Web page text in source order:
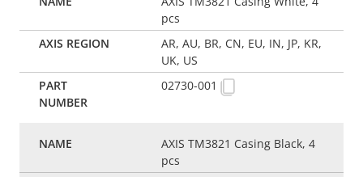
pcs
AR, AU, BR, CN, EU, IN, JP, KR,
UK, US
02730-001
AXIS TM3821 Casing Black, 4
pcs